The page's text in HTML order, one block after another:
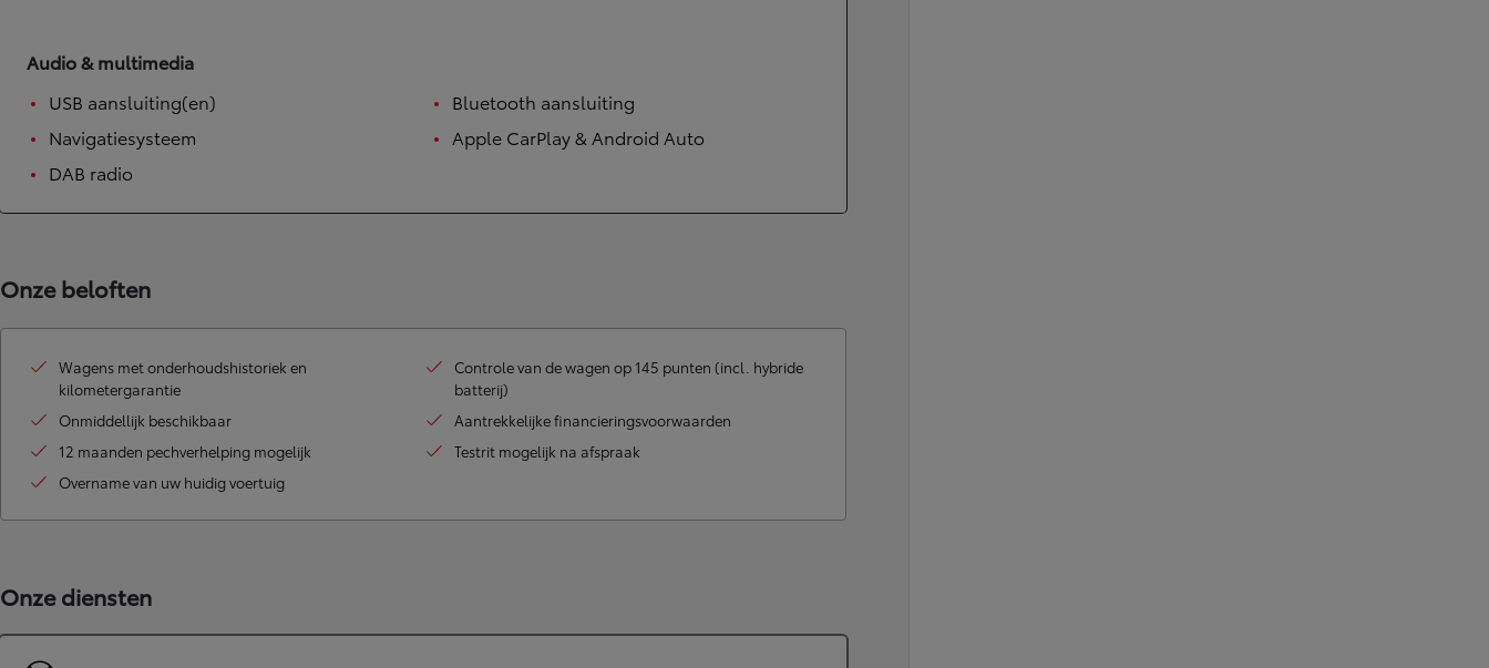
Audio & multimedia
USB aansluiting(en)
Navigatiesysteem
DAB radio
Bluetooth aansluiting
Apple CarPlay & Android Auto
Onze beloften
Wagens met onderhoudshistoriek en
kilometergarantie
Controle van de wagen op 145 punten (incl. hybride
batterij)
Onmiddellijk beschikbaar
Aantrekkelijke financieringsvoorwaarden
12 maanden pechverhelping mogelijk
Testrit mogelijk na afspraak
Overname van uw huidig voertuig
Onze diensten